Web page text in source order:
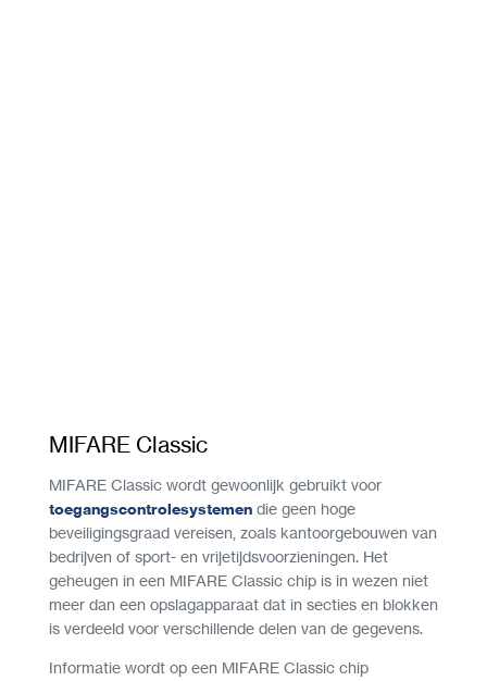
MIFARE Classic
MIFARE Classic wordt gewoonlijk gebruikt voor
toegangscontrolesystemen die geen hoge
beveiligingsgraad vereisen, zoals kantoorgebouwen van
bedrijven of sport- en vrijetijdsvoorzieningen. Het
geheugen in een MIFARE Classic chip is in wezen niet
meer dan een opslagapparaat dat in secties en blokken
is verdeeld voor verschillende delen van de gegevens.
Informatie wordt op een MIFARE Classic chip